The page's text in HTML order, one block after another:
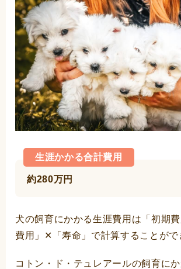
生涯かかる合計費用
約280万円
犬の飼育にかかる生涯費用は「初期
費用」✕「寿命」で計算することがで
コトン・ド・テュレアールの飼育に